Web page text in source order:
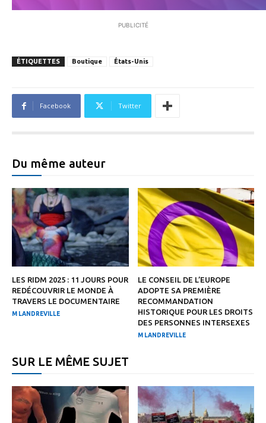
PUBLICITÉ
ÉTIQUETTES Boutique États-Unis
Facebook Twitter
Du même auteur
LES RIDM 2025 : 11 JOURS POUR
REDÉCOUVRIR LE MONDE À
TRAVERS LE DOCUMENTAIRE
M LANDREVILLE
LE CONSEIL DE L’EUROPE
ADOPTE SA PREMIÈRE
RECOMMANDATION
HISTORIQUE POUR LES DROITS
DES PERSONNES INTERSEXES
M LANDREVILLE
SUR LE MÊME SUJET